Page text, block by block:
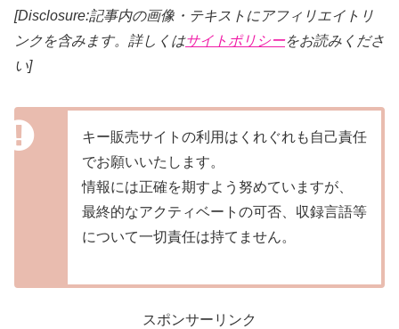
[Disclosure:記事内の画像・テキストにアフィリエイトリ
ンクを含みます。詳しくはサイトポリシーをお読みくださ
い]
キー販売サイトの利用はくれぐれも自己責任
でお願いいたします。
情報には正確を期すよう努めていますが、
最終的なアクティベートの可否、収録言語等
について一切責任は持てません。
スポンサーリンク